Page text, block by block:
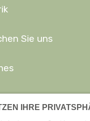
Sie uns